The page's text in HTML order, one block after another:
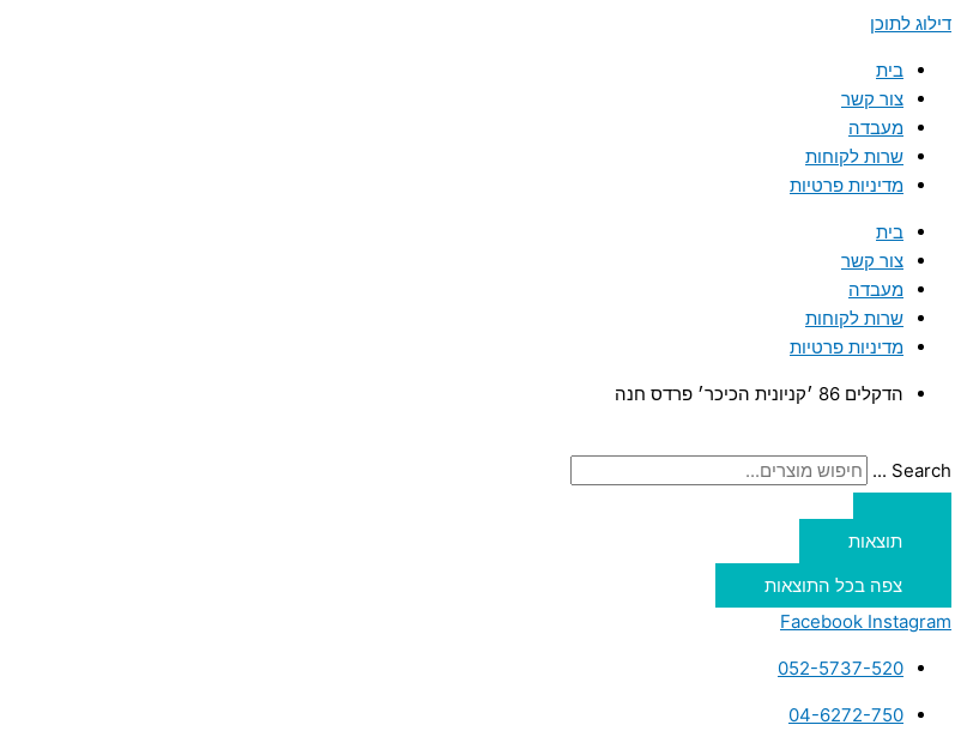
דילוג לתוכן
בית
צור קשר
מעבדה
שרות לקוחות
מדיניות פרטיות
בית
צור קשר
מעבדה
שרות לקוחות
מדיניות פרטיות
הדקלים 86 ׳קניונית הכיכר׳ פרדס חנה
Search ...
תוצאות
צפה בכל התוצאות
Facebook Instagram
052-5737-520
04-6272-750